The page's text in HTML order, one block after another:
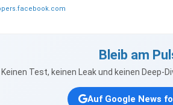
Bleib am
Keinen Test, keinen Leak und keinen Deep-
Auf Google News